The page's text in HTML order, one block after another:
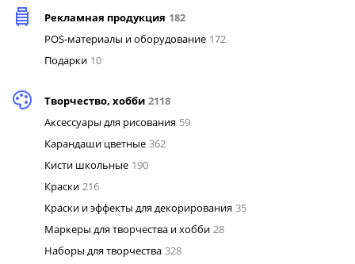
Рекламная продукция 182
POS-материалы и оборудование 172
Подарки 10
Творчество, хобби 2118
Аксессуары для рисования 59
Карандаши цветные 362
Кисти школьные 190
Краски 216
Краски и эффекты для декорирования 35
Маркеры для творчества и хобби 28
Наборы для творчества 328